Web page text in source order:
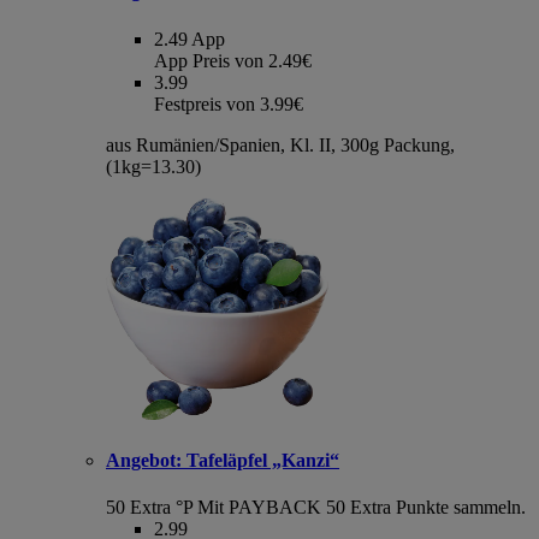
2.49 App
App Preis von 2.49€
3.99
Festpreis von 3.99€
aus Rumänien/Spanien, Kl. II, 300g Packung,
(1kg=13.30)
Angebot: Tafeläpfel „Kanzi“
50 Extra °P Mit PAYBACK 50 Extra Punkte sammeln.
2.99